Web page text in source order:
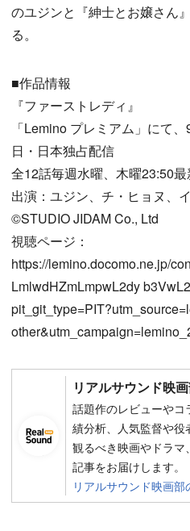
のユジンと『紳士とお嬢さん
る。
■作品情報
『ファーストレディ』
「Lemino プレミアム」にて
日・日本独占配信
全12話毎週水曜、木曜23:50
出演：ユジン、チ・ヒョヌ、
©STUDIO JIDAM Co., Ltd
視聴ページ：
https://lemino.docomo.ne.jp/
LmlwdHZmLmpwL2dy
リアルサウンド映
話題作のレビューや
績分析、人気監督や
観るべき映画やドラマ
記事をお届けします。
リアルサウンド映画